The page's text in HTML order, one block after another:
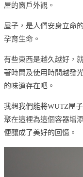
屋的窗戶外觀。
屋子，是人們安身立命
孕育生命。
有些東西是越久越好，
著時間及使用時間越發
的味道存在吧。
我想我們能將WUTZ屋
聚在這裡為這個容器增
便釀成了美好的回憶。